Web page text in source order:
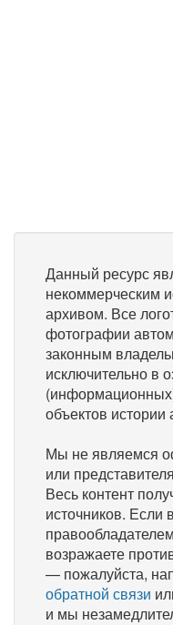
Данный ресурс
некоммерческим
архивом. Все
фотографии
законным
исключительно в
объектов
Мы не являемся
или
Весь контент
источников. Если
возражаете
— пожалуйста,
обратной связи
и мы